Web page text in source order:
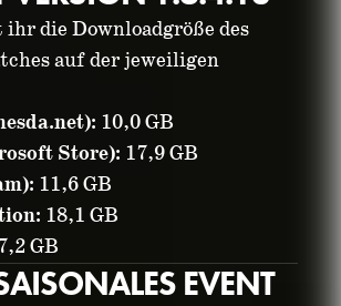
die Downloadgröße des
auf der jeweiligen
10,0 GB
Store): 17,9 GB
11,6 GB
18,1 GB
GB
EVENT